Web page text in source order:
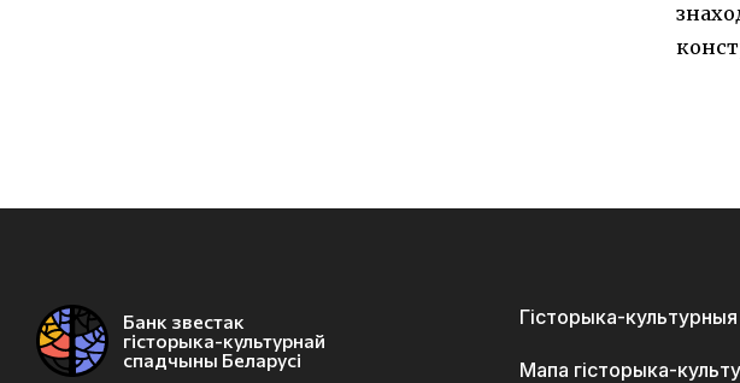
Банк звестак
гісторыка-культурнай
спадчыны Беларусі
Гісторыка-
Мапа гісторыка-